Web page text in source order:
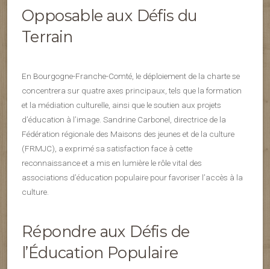
Opposable aux Défis du
Terrain
En Bourgogne-Franche-Comté, le déploiement de la charte se
concentrera sur quatre axes principaux, tels que la formation
et la médiation culturelle, ainsi que le soutien aux projets
d’éducation à l’image. Sandrine Carbonel, directrice de la
Fédération régionale des Maisons des jeunes et de la culture
(FRMJC), a exprimé sa satisfaction face à cette
reconnaissance et a mis en lumière le rôle vital des
associations d’éducation populaire pour favoriser l’accès à la
culture.
Répondre aux Défis de
l’Éducation Populaire